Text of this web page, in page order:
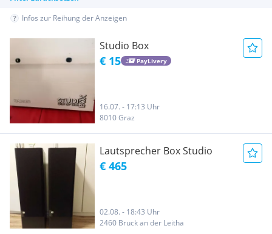
Infos zur Reihung der Anzeigen
Studio Box
€ 15 PayLivery
16.07. - 17:13 Uhr
8010 Graz
Lautsprecher Box Studio
€ 465
02.08. - 18:43 Uhr
2460 Bruck an der Leitha